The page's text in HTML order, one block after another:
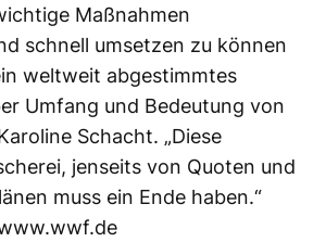
Maßnahmen
schnell umsetzen zu können
weltweit abgestimmtes
Umfang und Bedeutung von
Schacht. „Diese
jenseits von Quoten und
muss ein Ende haben.“